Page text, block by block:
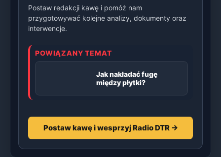
Postaw redakcji kawę i pomóż nam
przygotowywać kolejne analizy, dokumenty oraz
interwencje.
POWIĄZANY TEMAT
Jak nakładać fugę
między płytki?
Postaw kawę i wesprzyj Radio DTR →